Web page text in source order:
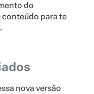
do
para te
nova versão